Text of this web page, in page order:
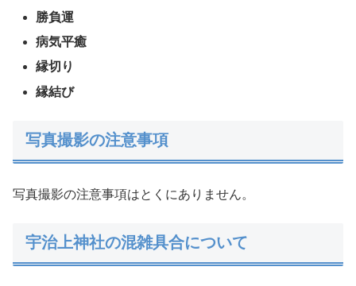
勝負運
病気平癒
縁切り
縁結び
写真撮影の注意事項
写真撮影の注意事項はとくにありません。
宇治上神社の混雑具合について